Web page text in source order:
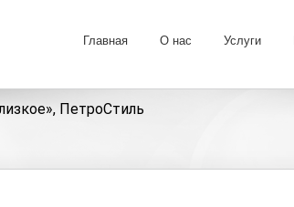
Главная О нас Услуги
ПетроСтиль